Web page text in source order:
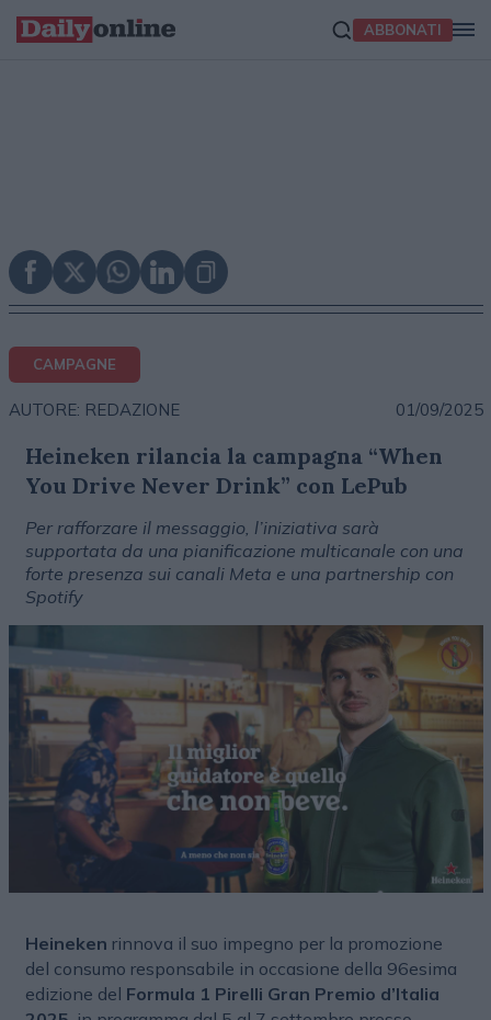
ABBONATI
CAMPAGNE
AUTORE: REDAZIONE 01/09/2025
Heineken rilancia la campagna “When
You Drive Never Drink” con LePub
Per rafforzare il messaggio, l’iniziativa sarà
supportata da una pianificazione multicanale con una
forte presenza sui canali Meta e una partnership con
Spotify
Heineken rinnova il suo impegno per la promozione
del consumo responsabile in occasione della 96esima
edizione del Formula 1 Pirelli Gran Premio d’Italia